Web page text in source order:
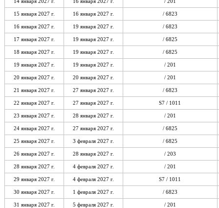
15 января 2027 г. 16 января 2027 г. / 6823
16 января 2027 г. 19 января 2027 г. / 6823
17 января 2027 г. 19 января 2027 г. / 6825
18 января 2027 г. 19 января 2027 г. / 6825
19 января 2027 г. 19 января 2027 г. / 201
20 января 2027 г. 20 января 2027 г. / 201
21 января 2027 г. 27 января 2027 г. / 6823
22 января 2027 г. 27 января 2027 г. S7 / 1011
23 января 2027 г. 28 января 2027 г. / 201
24 января 2027 г. 27 января 2027 г. / 6825
25 января 2027 г. 3 февраля 2027 г. / 6825
26 января 2027 г. 28 января 2027 г. / 203
28 января 2027 г. 4 февраля 2027 г. / 201
29 января 2027 г. 4 февраля 2027 г. S7 / 1011
30 января 2027 г. 1 февраля 2027 г. / 6823
31 января 2027 г. 5 февраля 2027 г. / 201